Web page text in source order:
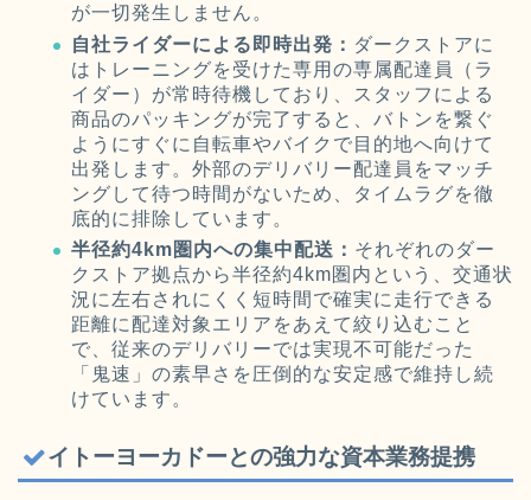
が一切発生しません。
自社ライダーによる即時出発： ダークストアに
はトレーニングを受けた専用の専属配達員（ラ
イダー）が常時待機しており、スタッフによる
商品のパッキングが完了すると、バトンを繋ぐ
ようにすぐに自転車やバイクで目的地へ向けて
出発します。外部のデリバリー配達員をマッチ
ングして待つ時間がないため、タイムラグを徹
底的に排除しています。
半径約4km圏内への集中配送： それぞれのダー
クストア拠点から半径約4km圏内という、交通状
況に左右されにくく短時間で確実に走行できる
距離に配達対象エリアをあえて絞り込むこと
で、従来のデリバリーでは実現不可能だった
「鬼速」の素早さを圧倒的な安定感で維持し続
けています。
イトーヨーカドーとの強力な資本業務提携